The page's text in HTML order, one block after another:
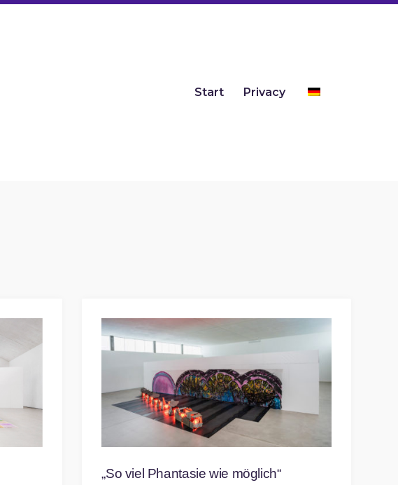
Start Privacy
„So viel Phantasie wie möglich“